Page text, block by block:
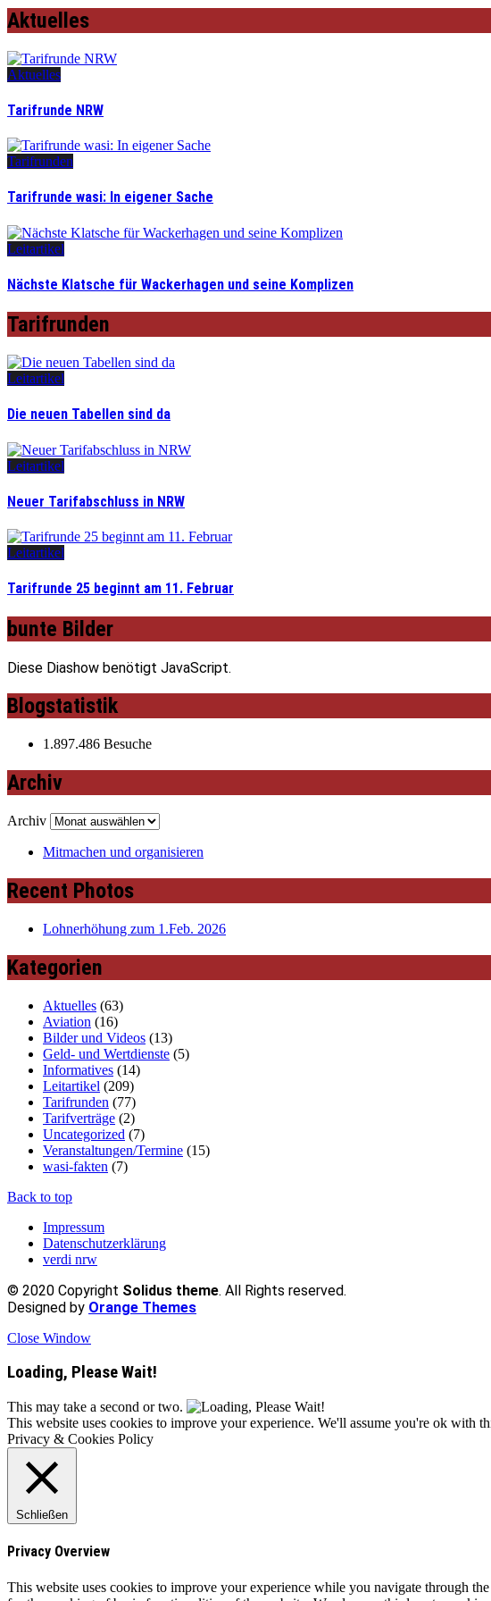
Aktuelles
Aktuelles
Tarifrunde NRW
Tarifrunden
Tarifrunde wasi: In eigener Sache
Leitartikel
Nächste Klatsche für Wackerhagen und seine Komplizen
Tarifrunden
Leitartikel
Die neuen Tabellen sind da
Leitartikel
Neuer Tarifabschluss in NRW
Leitartikel
Tarifrunde 25 beginnt am 11. Februar
bunte Bilder
Diese Diashow benötigt JavaScript.
Blogstatistik
1.897.486 Besuche
Archiv
Archiv
Mitmachen und organisieren
Recent Photos
Lohnerhöhung zum 1.Feb. 2026
Kategorien
Aktuelles (63)
Aviation (16)
Bilder und Videos (13)
Geld- und Wertdienste (5)
Informatives (14)
Leitartikel (209)
Tarifrunden (77)
Tarifverträge (2)
Uncategorized (7)
Veranstaltungen/Termine (15)
wasi-fakten (7)
Back to top
Impressum
Datenschutzerklärung
verdi nrw
© 2020 Copyright Solidus theme. All Rights reserved.
Designed by Orange Themes
Close Window
Loading, Please Wait!
This may take a second or two.
This website uses cookies to improve your experience. We'll assume you're ok with
Privacy & Cookies Policy
Schließen
Privacy Overview
This website uses cookies to improve your experience while you navigate through